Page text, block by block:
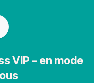
VIP – en mode